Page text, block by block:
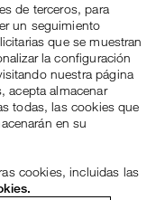
de terceros, para
un seguimiento
que se muestran
la configuración
nuestra página
acepta almacenar
todas, las cookies que
en su
cookies, incluidas las